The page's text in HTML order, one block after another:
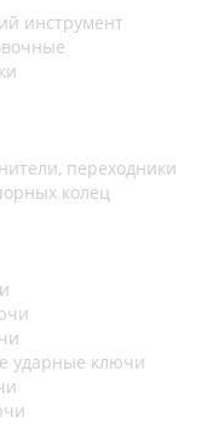
инструмент
переходники
колец
ударные ключи